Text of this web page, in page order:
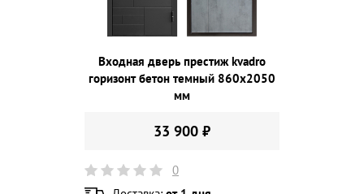
Входная дверь престиж kvadro
горизонт бетон темный 860х2050
мм
33 900 ₽
0